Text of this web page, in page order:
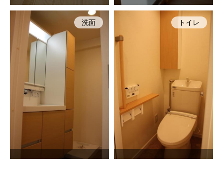
洗面 トイレ